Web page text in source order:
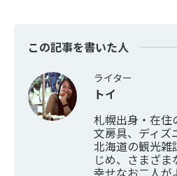
この記事を書いた人
ライター
トイ
札幌出身・在住
文房具、ディズ
北海道の観光雑
じめ、さまざま
幸せなお二人が